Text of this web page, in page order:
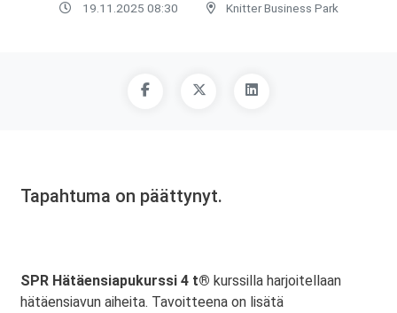
19.11.2025 08:30 Knitter Business Park
Tapahtuma on päättynyt.
SPR Hätäensiapukurssi 4 t® kurssilla harjoitellaan
hätäensiavun aiheita. Tavoitteena on lisätä